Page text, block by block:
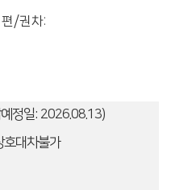
편/권차:
정일: 2026.08.13)
호대차불가